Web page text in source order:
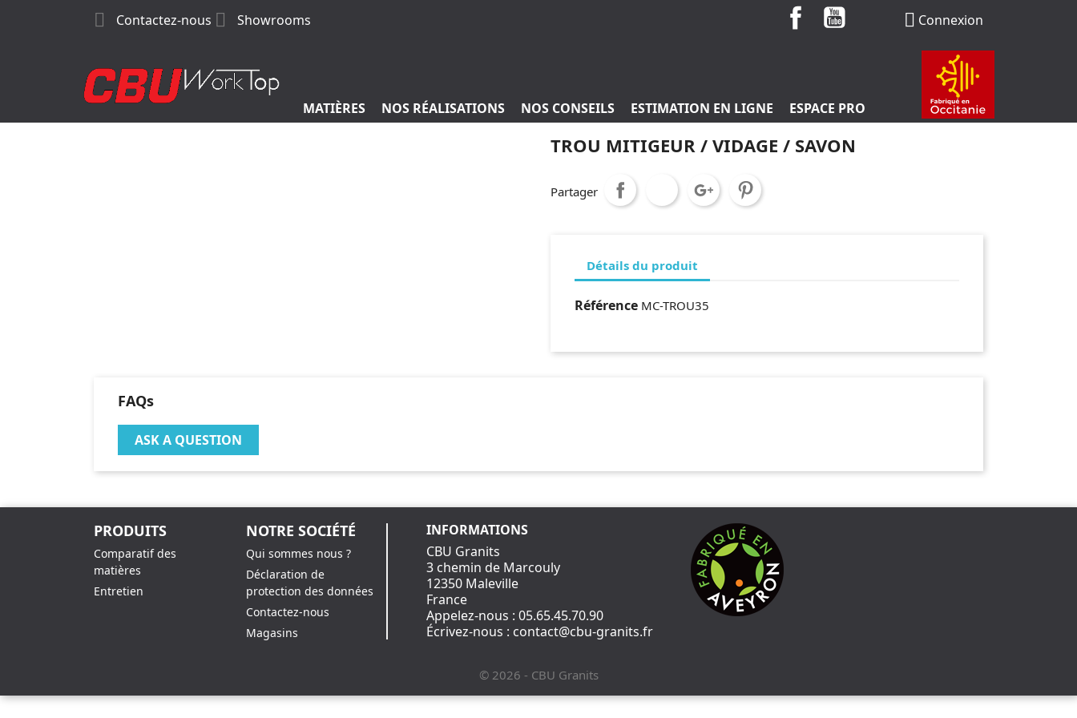
 Contactez-nous  Showrooms
Facebook  Connexion
MATIÈRES NOS RÉALISATIONS NOS CONSEILS ESTIMATION EN LIGNE ESPACE PRO
TROU MITIGEUR / VIDAGE / SAVON
Partager
Détails du produit
Référence MC-TROU35
FAQs
ASK A QUESTION
PRODUITS
Comparatif des
matières
Entretien
NOTRE SOCIÉTÉ
Qui sommes nous ?
Déclaration de
protection des données
Contactez-nous
Magasins
INFORMATIONS
CBU Granits
3 chemin de Marcouly
12350 Maleville
France
Appelez-nous : 05.65.45.70.90
Écrivez-nous : contact@cbu-granits.fr
© 2026 - CBU Granits